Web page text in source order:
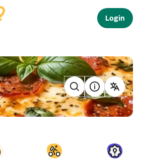
Login